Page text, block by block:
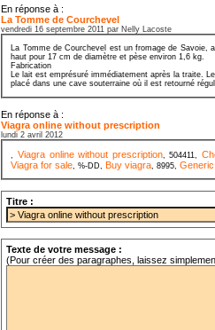
En réponse à :
La Tomme de Courchevel
vendredi 16 septembre 2011 par Nelly Lacoste
La Tomme de Courchevel est un fromage de
haut pour 17 cm de diamètre et pèse environ 1,6 kg.
Fabrication
Le lait est emprésuré immédiatement après la traite.
placé dans une cave souterraine où il est retourné
En réponse à :
Viagra online without prescription
lundi 2 avril 2012
, Viagra online without prescription, 504411,
Viagra for sale, %-DD, Buy viagra, 8995,
Titre :
Texte de votre message :
(Pour créer des paragraphes, laissez